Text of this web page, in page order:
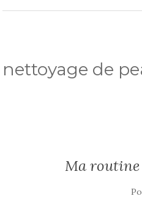
nettoyage de
Ma routine